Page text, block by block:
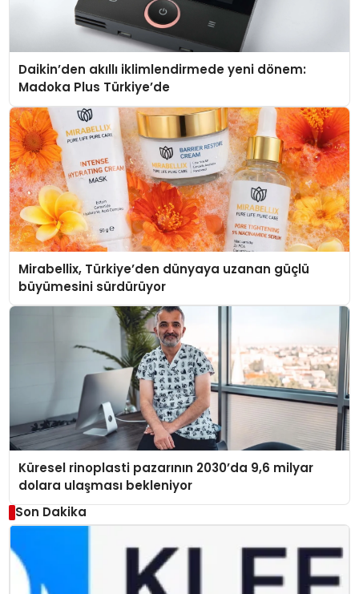
Daikin’den akıllı iklimlendirmede yeni dönem:
Madoka Plus Türkiye’de
Mirabellix, Türkiye’den dünyaya uzanan güçlü
büyümesini sürdürüyor
Küresel rinoplasti pazarının 2030’da 9,6 milyar
dolara ulaşması bekleniyor
Son Dakika